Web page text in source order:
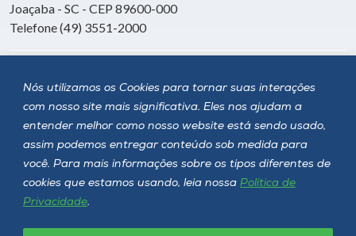
Nós utilizamos os Cookies para tornar suas interações
com nosso site mais significativa. Eles nos ajudam a
entender melhor como nosso website está sendo usado,
assim podemos entregar conteúdo sob medida para
você. Para mais informações sobre os tipos diferentes de
cookies que estamos usando, leia nossa Política de
Privacidade.
Joaçaba - SC - CEP 89600-000
Telefone (49) 3551-2000
Siga a Unoesc